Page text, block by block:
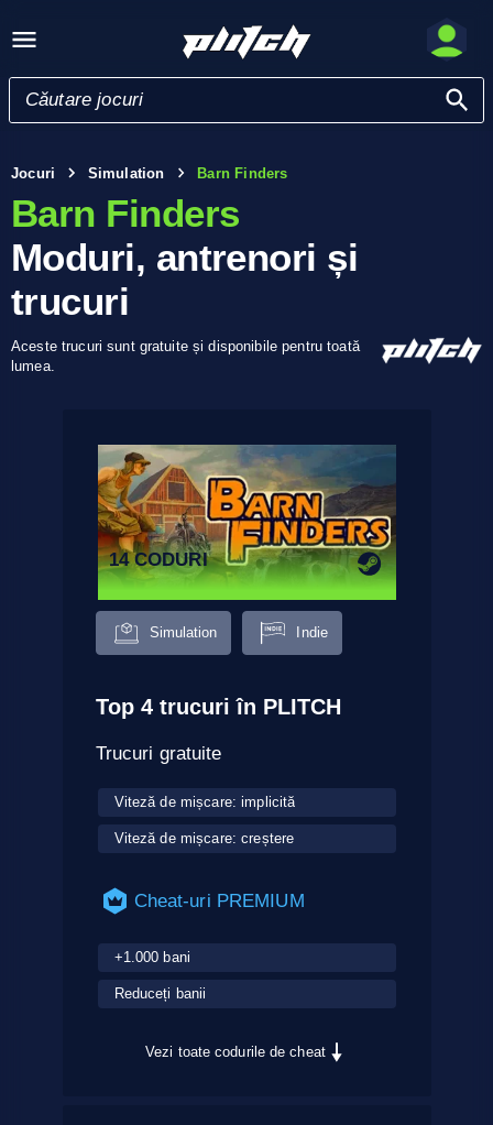
Jocuri Simulation Barn Finders
Barn Finders
Moduri, antrenori și
trucuri
Aceste trucuri sunt gratuite și disponibile pentru toată
lumea.
14 CODURI
Simulation Indie
Top 4 trucuri în PLITCH
Trucuri gratuite
Viteză de mișcare: implicită
Viteză de mișcare: creștere
Cheat-uri PREMIUM
+1.000 bani
Reduceți banii
Vezi toate codurile de cheat